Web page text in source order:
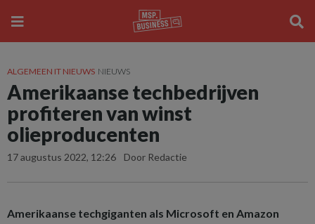
ALGEMEEN IT NIEUWS NIEUWS
Amerikaanse techbedrijven
profiteren van winst
olieproducenten
17 augustus 2022, 12:26 Door Redactie
Amerikaanse techgiganten als Microsoft en Amazon